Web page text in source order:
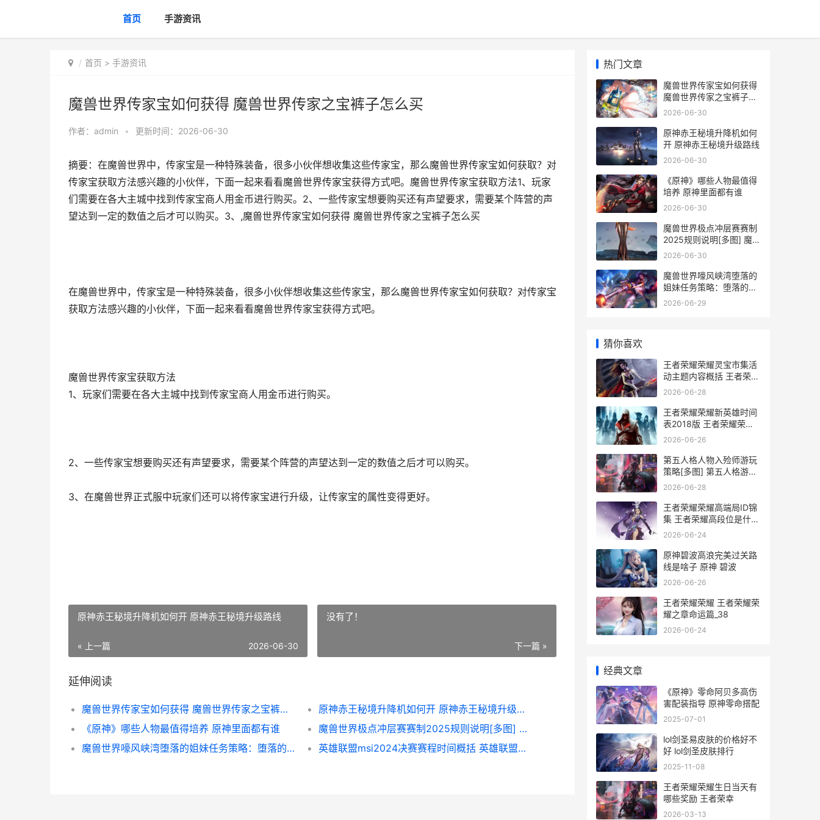
首页 手游资讯
首页 > 手游资讯
魔兽世界传家宝如何获得 魔兽世界传家之宝裤子怎么买
作者： admin • 更新时间：2026-06-30
摘要：在魔兽世界中，传家宝是一种特殊装备，很多小伙伴想收集这些传家宝，那么魔兽世界传家宝如何获取？对
传家宝获取方法感兴趣的小伙伴，下面一起来看看魔兽世界传家宝获得方式吧。魔兽世界传家宝获取方法1、玩家
们需要在各大主城中找到传家宝商人用金币进行购买。2、一些传家宝想要购买还有声望要求，需要某个阵营的声
望达到一定的数值之后才可以购买。3、,魔兽世界传家宝如何获得 魔兽世界传家之宝裤子怎么买
在魔兽世界中，传家宝是一种特殊装备，很多小伙伴想收集这些传家宝，那么魔兽世界传家宝如何获取？对传家宝
获取方法感兴趣的小伙伴，下面一起来看看魔兽世界传家宝获得方式吧。
魔兽世界传家宝获取方法
1、玩家们需要在各大主城中找到传家宝商人用金币进行购买。
2、一些传家宝想要购买还有声望要求，需要某个阵营的声望达到一定的数值之后才可以购买。
3、在魔兽世界正式服中玩家们还可以将传家宝进行升级，让传家宝的属性变得更好。
原神赤王秘境升降机如何开 原神赤王秘境升级路线
« 上一篇 2026-06-30
没有了！
下一篇 »
延伸阅读
魔兽世界传家宝如何获得 魔兽世界传家之宝裤子怎么买
原神赤王秘境升降机如何开 原神赤王秘境升级路线
《原神》哪些人物最值得培养 原神里面都有谁
魔兽世界极点冲层赛赛制2025规则说明[多图] 魔兽世界极点冲锋怎么做
魔兽世界嚎风峡湾堕落的姐妹任务策略：堕落的姐妹任务触发坐标完美过关步骤[多图] 魔兽世界嚎风峡湾卡鲁亚克日常
英雄联盟msi2024决赛赛程时间概括 英雄联盟msi2024直播
热门文章
魔兽世界传家宝如何获得
魔兽世界传家之宝裤子怎
么买
2026-06-30
原神赤王秘境升降机如何
开 原神赤王秘境升级路线
2026-06-30
《原神》哪些人物最值得
培养 原神里面都有谁
2026-06-30
魔兽世界极点冲层赛赛制
2025规则说明[多图] 魔兽
世界极点冲锋怎么做
2026-06-30
魔兽世界嚎风峡湾堕落的
姐妹任务策略：堕落的姐
妹任务触发坐标完美过关
2026-06-29
猜你喜欢
王者荣耀荣耀灵宝市集活
动主题内容概括 王者荣耀
灵感获得攻略
2026-06-28
王者荣耀荣耀新英雄时间
表2018版 王者荣耀荣耀
新赛季
2026-06-26
第五人格人物入殓师游玩
策略[多图] 第五人格游戏
人物
2026-06-28
王者荣耀荣耀高端局ID锦
集 王者荣耀高段位是什么
段位
2026-06-24
原神碧波高浪完美过关路
线是啥子 原神 碧波
2026-06-26
王者荣耀荣耀 王者荣耀荣
耀之章命运篇_38
2026-06-24
经典文章
《原神》零命阿贝多高伤
害配装指导 原神零命搭配
2025-07-01
lol剑圣易皮肤的价格好不
好 lol剑圣皮肤排行
2025-11-08
王者荣耀荣耀生日当天有
哪些奖励 王者荣幸
2026-03-13